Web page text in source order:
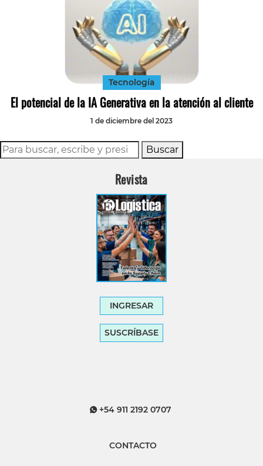
Tecnología
El potencial de la IA Generativa en la atención al cliente
1 de diciembre del 2023
Buscar
Revista
INGRESAR
SUSCRÍBASE
+54 911 2192 0707
CONTACTO